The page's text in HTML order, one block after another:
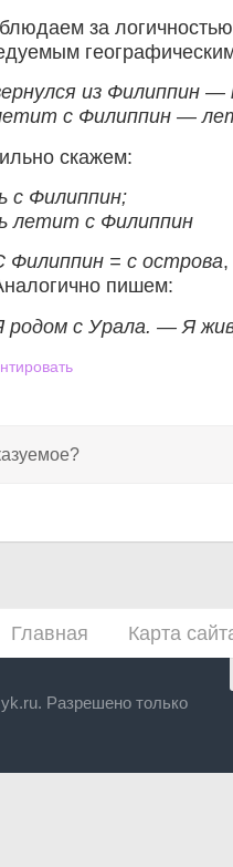
за
из Филиппин —
с Филиппин —
скажем:
с Филиппин;
летит с Филиппин
Филиппин = с острова
пишем:
родом с Урала. — Я
Главная Карта
Разрешено только